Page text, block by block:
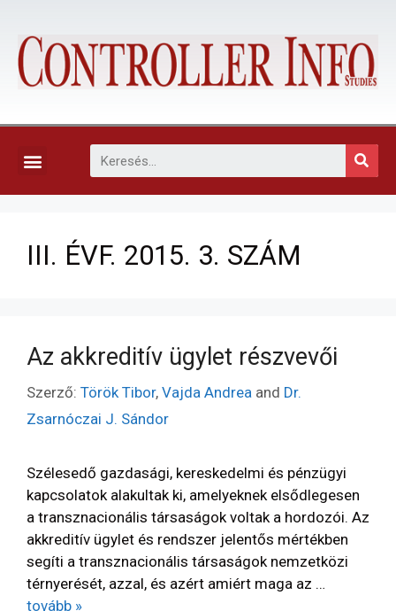
III. ÉVF. 2015. 3. SZÁM
Az akkreditív ügylet részvevői
Szerző: Török Tibor, Vajda Andrea and Dr.
Zsarnóczai J. Sándor
Szélesedő gazdasági, kereskedelmi és pénzügyi
kapcsolatok alakultak ki, amelyeknek elsődlegesen
a transznacionális társaságok voltak a hordozói. Az
akkreditív ügylet és rendszer jelentős mértékben
segíti a transznacionális társaságok nemzetközi
térnyerését, azzal, és azért amiért maga az …
tovább »